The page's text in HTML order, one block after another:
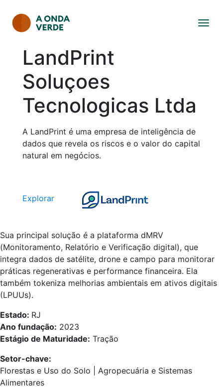
LandPrint
Soluçoes
Tecnologicas Ltda
A LandPrint é uma empresa de inteligência de
dados que revela os riscos e o valor do capital
natural em negócios.
Explorar
Sua principal solução é a plataforma dMRV
(Monitoramento, Relatório e Verificação digital), que
integra dados de satélite, drone e campo para monitorar
práticas regenerativas e performance financeira. Ela
também tokeniza melhorias ambientais em ativos digitais
(LPUUs).
Estado: RJ
Ano fundação: 2023
Estágio de Maturidade: Tração
Setor-chave:
Florestas e Uso do Solo | Agropecuária e Sistemas
Alimentares